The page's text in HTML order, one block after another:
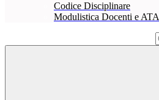
Codice Disciplinare
Modulistica Docenti e ATA